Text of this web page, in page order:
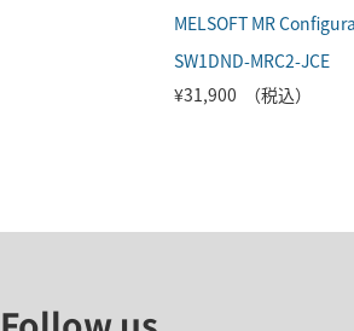
SW1DND-MRC2-JCE
¥31,900 （税込）